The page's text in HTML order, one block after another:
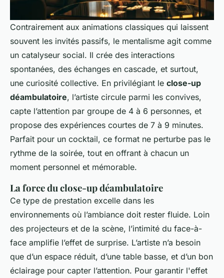
Contrairement aux animations classiques qui laissent
souvent les invités passifs, le mentalisme agit comme
un catalyseur social. Il crée des interactions
spontanées, des échanges en cascade, et surtout,
une curiosité collective. En privilégiant le close-up
déambulatoire, l’artiste circule parmi les convives,
capte l’attention par groupe de 4 à 6 personnes, et
propose des expériences courtes de 7 à 9 minutes.
Parfait pour un cocktail, ce format ne perturbe pas le
rythme de la soirée, tout en offrant à chacun un
moment personnel et mémorable.
La force du close-up déambulatoire
Ce type de prestation excelle dans les
environnements où l’ambiance doit rester fluide. Loin
des projecteurs et de la scène, l’intimité du face-à-
face amplifie l’effet de surprise. L’artiste n’a besoin
que d’un espace réduit, d’une table basse, et d’un bon
éclairage pour capter l’attention. Pour garantir l'effet